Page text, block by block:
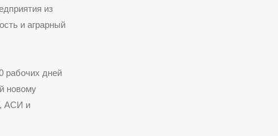
из
и аграрный
рабочих дней
новому
АСИ и